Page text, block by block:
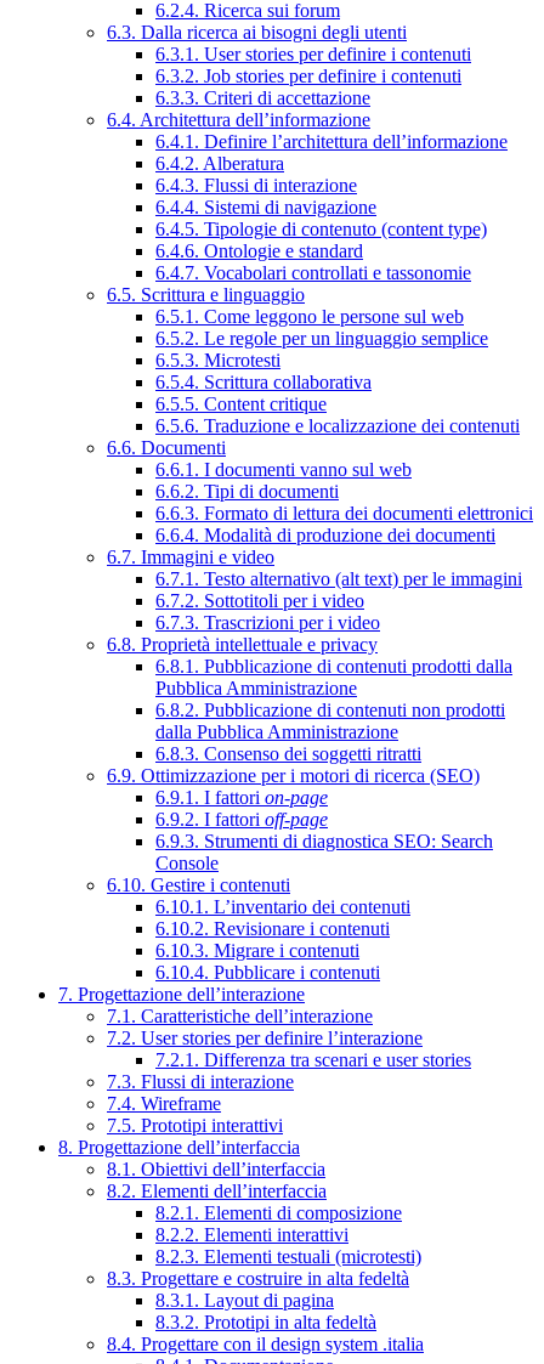
6.2.4. Ricerca sui forum
6.3. Dalla ricerca ai bisogni degli utenti
6.3.1. User stories per definire i contenuti
6.3.2. Job stories per definire i contenuti
6.3.3. Criteri di accettazione
6.4. Architettura dell’informazione
6.4.1. Definire l’architettura dell’informazione
6.4.2. Alberatura
6.4.3. Flussi di interazione
6.4.4. Sistemi di navigazione
6.4.5. Tipologie di contenuto (content type)
6.4.6. Ontologie e standard
6.4.7. Vocabolari controllati e tassonomie
6.5. Scrittura e linguaggio
6.5.1. Come leggono le persone sul web
6.5.2. Le regole per un linguaggio semplice
6.5.3. Microtesti
6.5.4. Scrittura collaborativa
6.5.5. Content critique
6.5.6. Traduzione e localizzazione dei contenuti
6.6. Documenti
6.6.1. I documenti vanno sul web
6.6.2. Tipi di documenti
6.6.3. Formato di lettura dei documenti elettronici
6.6.4. Modalità di produzione dei documenti
6.7. Immagini e video
6.7.1. Testo alternativo (alt text) per le immagini
6.7.2. Sottotitoli per i video
6.7.3. Trascrizioni per i video
6.8. Proprietà intellettuale e privacy
6.8.1. Pubblicazione di contenuti prodotti dalla
Pubblica Amministrazione
6.8.2. Pubblicazione di contenuti non prodotti
dalla Pubblica Amministrazione
6.8.3. Consenso dei soggetti ritratti
6.9. Ottimizzazione per i motori di ricerca (SEO)
6.9.1. I fattori on-page
6.9.2. I fattori off-page
6.9.3. Strumenti di diagnostica SEO: Search
Console
6.10. Gestire i contenuti
6.10.1. L’inventario dei contenuti
6.10.2. Revisionare i contenuti
6.10.3. Migrare i contenuti
6.10.4. Pubblicare i contenuti
7. Progettazione dell’interazione
7.1. Caratteristiche dell’interazione
7.2. User stories per definire l’interazione
7.2.1. Differenza tra scenari e user stories
7.3. Flussi di interazione
7.4. Wireframe
7.5. Prototipi interattivi
8. Progettazione dell’interfaccia
8.1. Obiettivi dell’interfaccia
8.2. Elementi dell’interfaccia
8.2.1. Elementi di composizione
8.2.2. Elementi interattivi
8.2.3. Elementi testuali (microtesti)
8.3. Progettare e costruire in alta fedeltà
8.3.1. Layout di pagina
8.3.2. Prototipi in alta fedeltà
8.4. Progettare con il design system .italia